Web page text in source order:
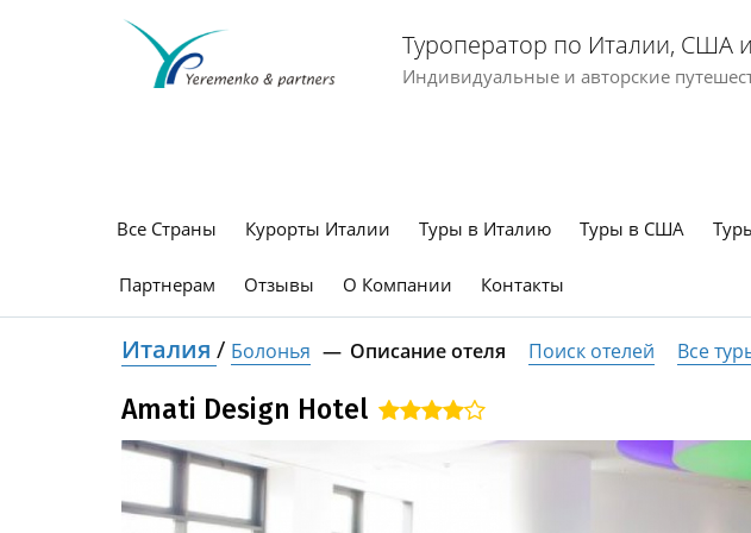
Туроператор по Италии, США
Индивидуальные и авторские
Все Страны Курорты Италии Туры в Италию Туры в США
Партнерам Отзывы О Компании Контакты
Италия / Болонья Описание отеля Поиск отелей Все
Amati Design Hotel